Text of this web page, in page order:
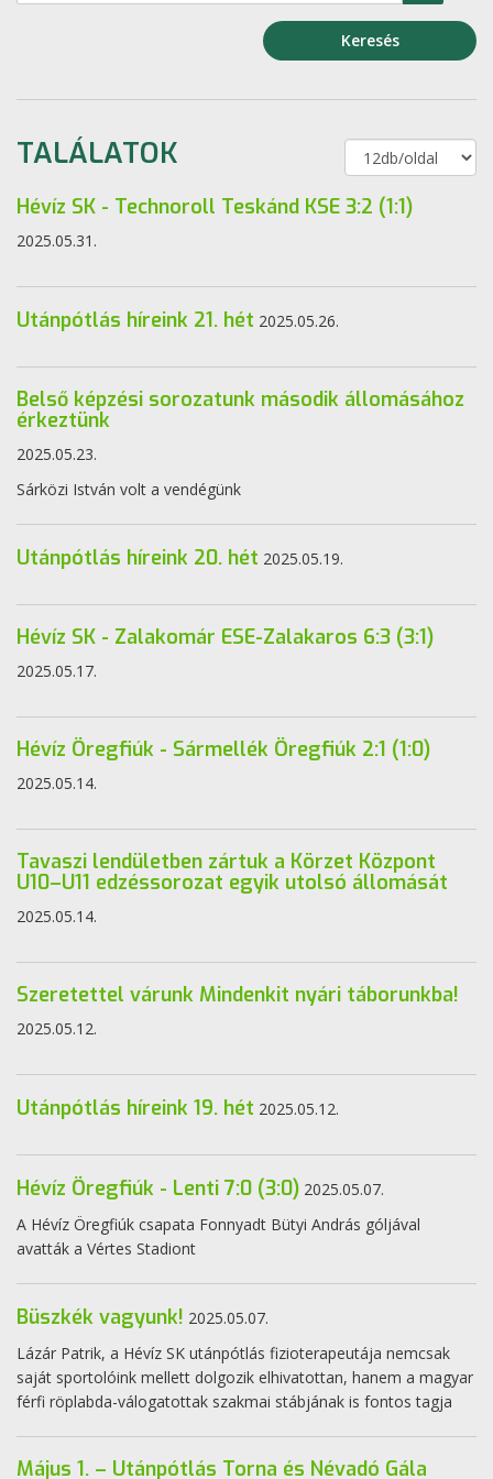
Keresés
TALÁLATOK
Hévíz SK - Technoroll Teskánd KSE 3:2 (1:1)
2025.05.31.
Utánpótlás híreink 21. hét 2025.05.26.
Belső képzési sorozatunk második állomásához
érkeztünk
2025.05.23.
Sárközi István volt a vendégünk
Utánpótlás híreink 20. hét 2025.05.19.
Hévíz SK - Zalakomár ESE-Zalakaros 6:3 (3:1)
2025.05.17.
Hévíz Öregfiúk - Sármellék Öregfiúk 2:1 (1:0)
2025.05.14.
Tavaszi lendületben zártuk a Körzet Központ
U10–U11 edzéssorozat egyik utolsó állomását
2025.05.14.
Szeretettel várunk Mindenkit nyári táborunkba!
2025.05.12.
Utánpótlás híreink 19. hét 2025.05.12.
Hévíz Öregfiúk - Lenti 7:0 (3:0) 2025.05.07.
A Hévíz Öregfiúk csapata Fonnyadt Bütyi András góljával
avatták a Vértes Stadiont
Büszkék vagyunk! 2025.05.07.
Lázár Patrik, a Hévíz SK utánpótlás fizioterapeutája nemcsak
saját sportolóink mellett dolgozik elhivatottan, hanem a magyar
férfi röplabda-válogatottak szakmai stábjának is fontos tagja
Május 1. – Utánpótlás Torna és Névadó Gála